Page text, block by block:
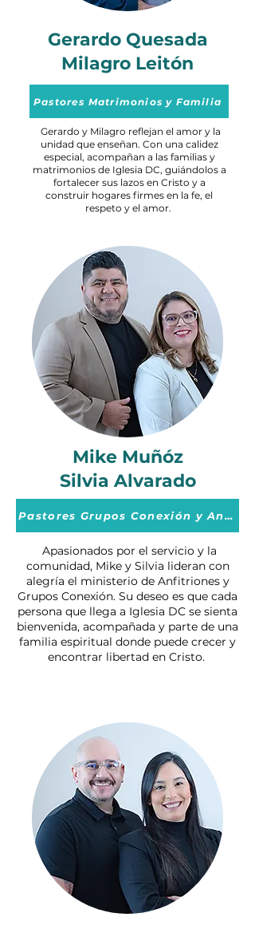
Gerardo Quesada
Milagro Leitón
Pastores Matrimonios y Familia
Gerardo y Milagro reflejan el amor y la
unidad que enseñan. Con una calidez
especial, acompañan a las familias y
matrimonios de Iglesia DC, guiándolos a
fortalecer sus lazos en Cristo y a
construir hogares firmes en la fe, el
respeto y el amor.
Mike Muñóz
Silvia Alvarado
Pastores Grupos Conexión y
Apasionados por el servicio y la
comunidad, Mike y Silvia lideran con
alegría el ministerio de Anfitriones y
Grupos Conexión. Su deseo es que cada
persona que llega a Iglesia DC se sienta
bienvenida, acompañada y parte de una
familia espiritual donde puede crecer y
encontrar libertad en Cristo.